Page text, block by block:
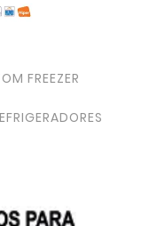
FREEZER